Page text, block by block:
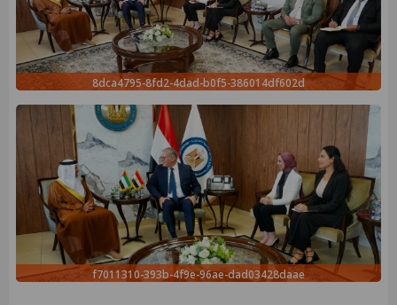
8dca4795-8fd2-4dad-b0f5-386014df602d
f7011310-393b-4f9e-96ae-dad03428daae